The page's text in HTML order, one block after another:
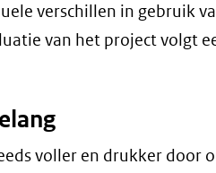
verschillen in gebruik
van het project volgt
voller en drukker door